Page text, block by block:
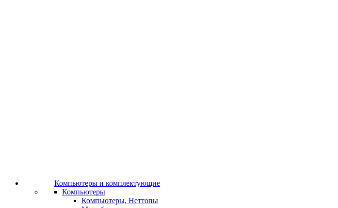
Компьютеры и комплектующие
Компьютеры
Компьютеры, Неттопы